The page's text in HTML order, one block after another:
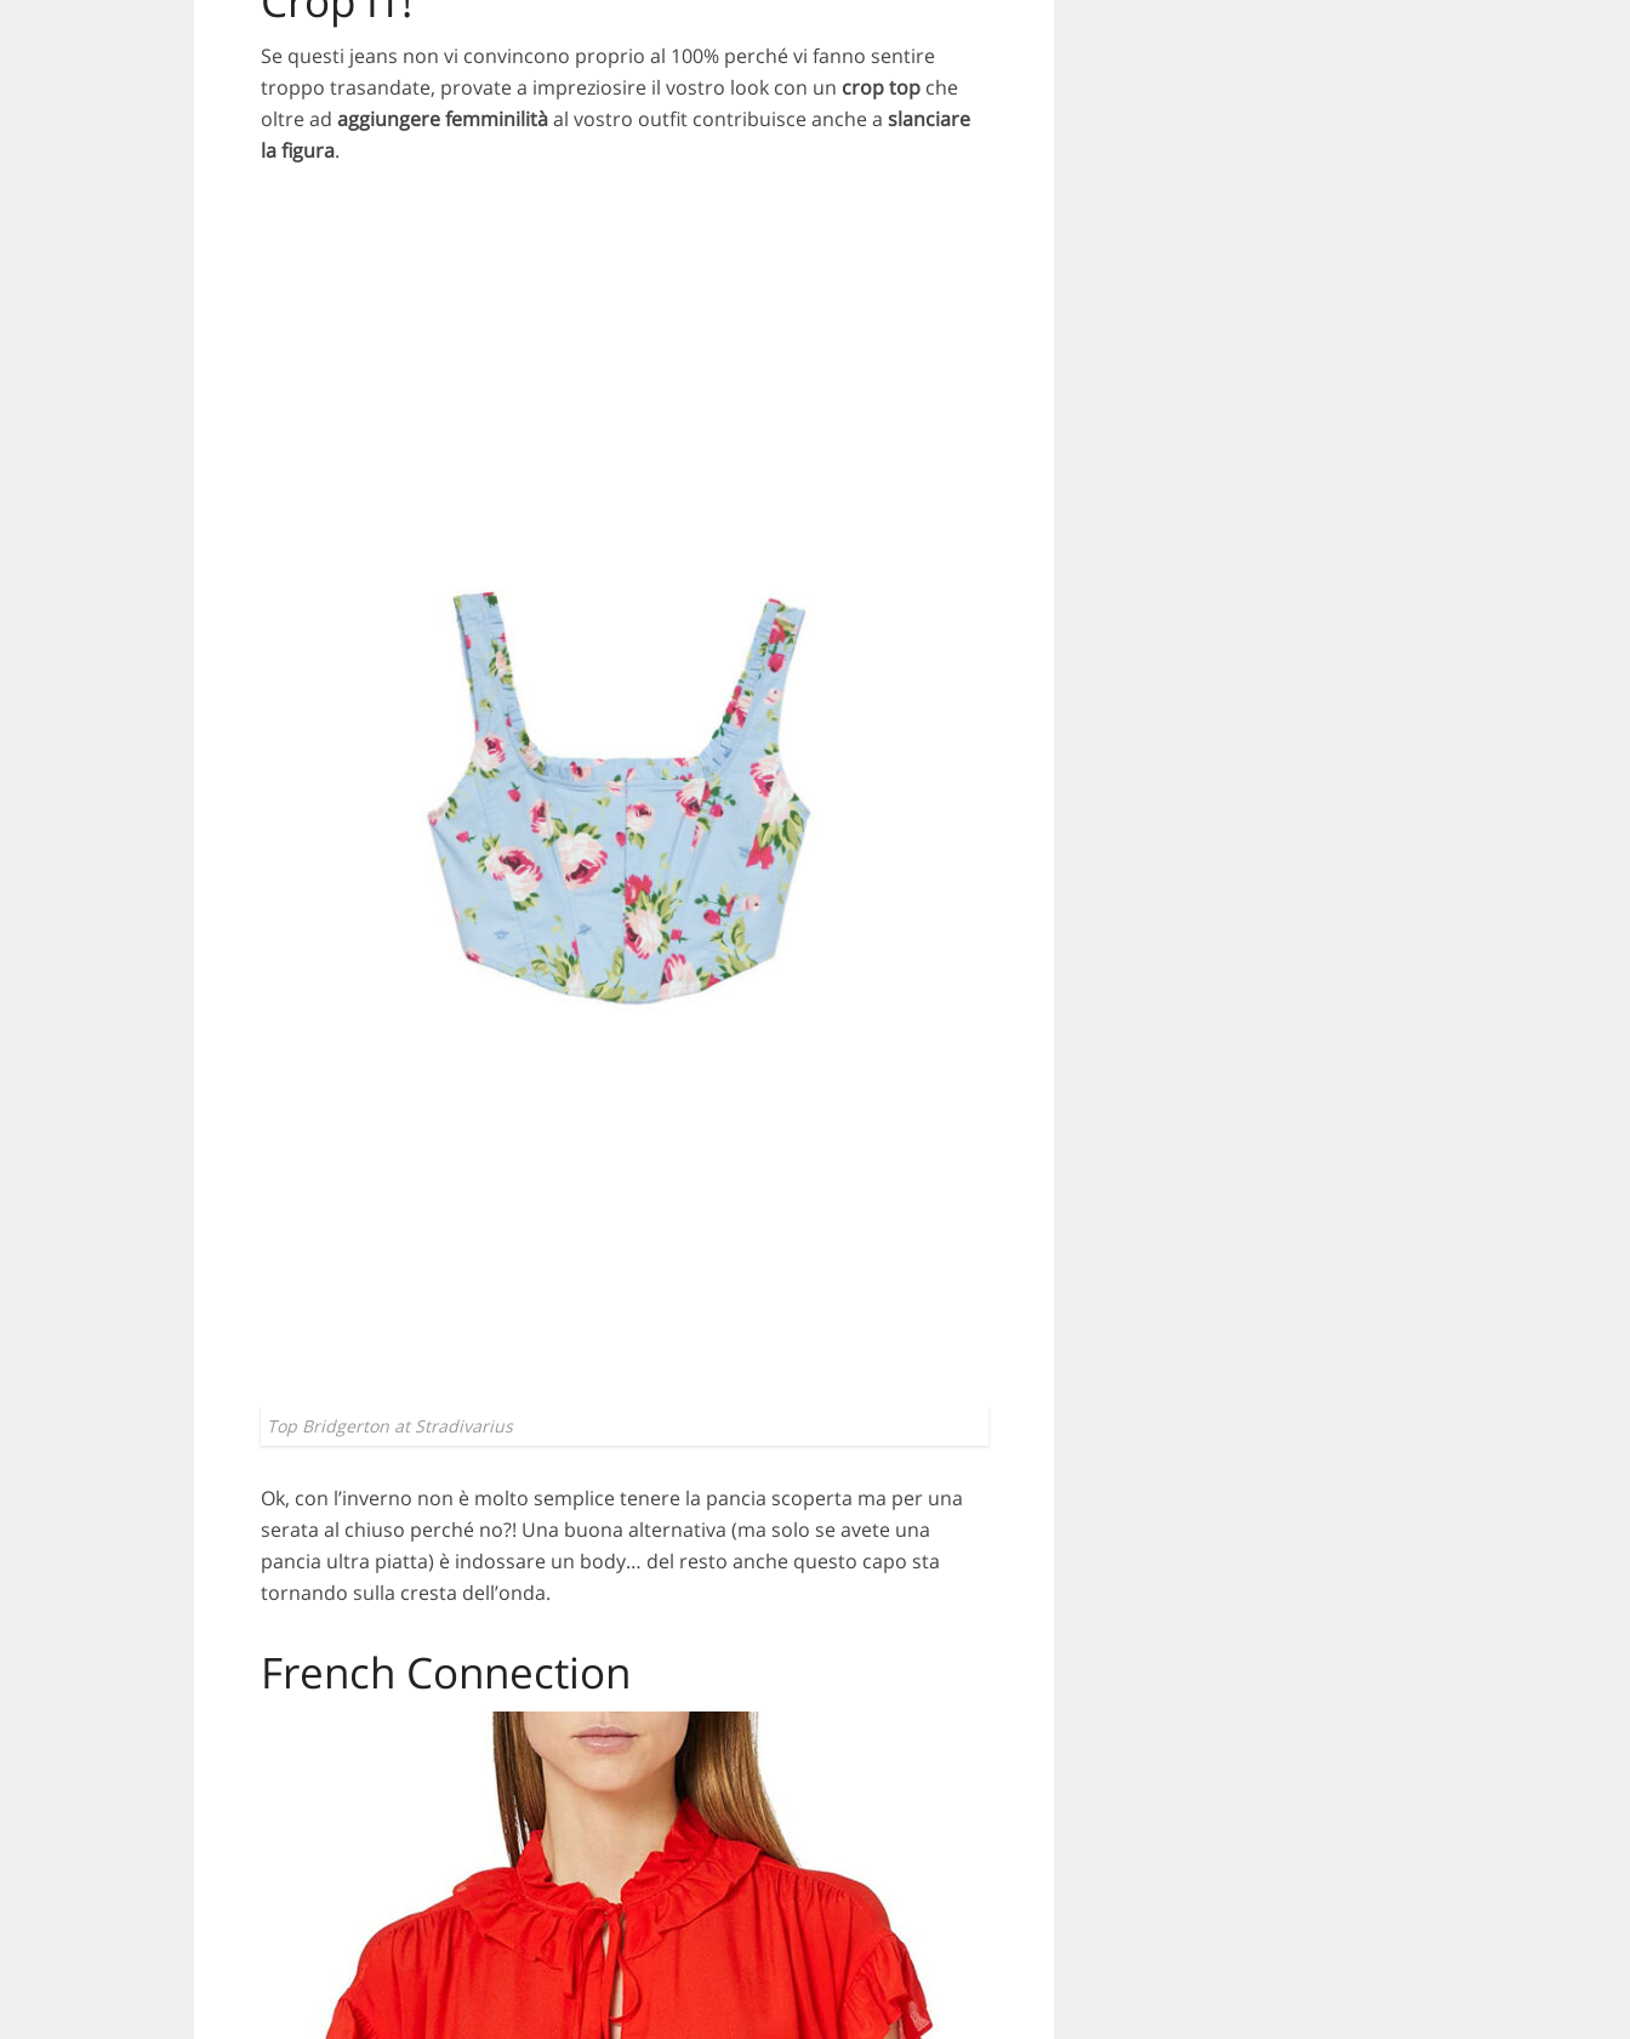
Se questi jeans non vi convincono proprio al 100% perché vi fanno sentire
troppo trasandate, provate a impreziosire il vostro look con un crop topche
oltre ad aggiungere femminilitàal vostro outfit contribuisce anche a slanciare
la figura.
Top Bridgerton at Stradivarius
Ok, con l’inverno non è molto semplice tenere la pancia scoperta ma per una
serata al chiuso perché no?! Una buona alternativa (ma solo se avete una
pancia ultra piatta) è indossare un body… del resto anche questo capo sta
tornando sulla cresta dell’onda.
French Connection